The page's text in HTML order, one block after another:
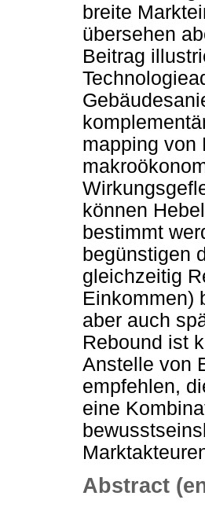
breite
übersehen
Beitrag
mapping von
können
bestimmt
begünstigen
gleichzeitig
Einkommen)
aber auch
Rebound ist
Anstelle von
empfehlen,
eine
Abstract